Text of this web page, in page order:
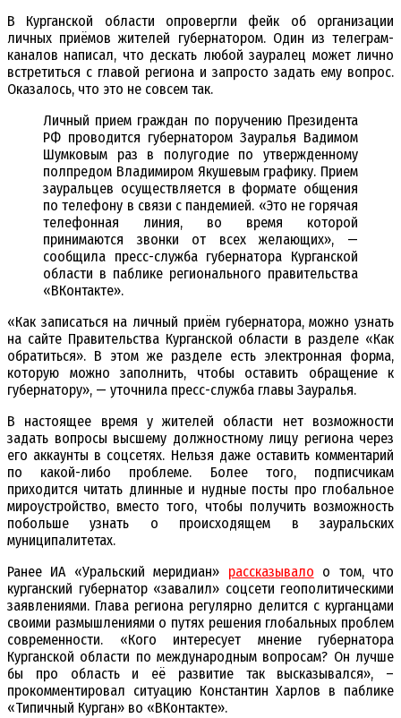
В Курганской области опровергли фейк об организации
личных приёмов жителей губернатором. Один из телеграм-
каналов написал, что дескать любой зауралец может лично
встретиться с главой региона и запросто задать ему вопрос.
Оказалось, что это не совсем так.
Личный прием граждан по поручению Президента
РФ проводится губернатором Зауралья Вадимом
Шумковым раз в полугодие по утвержденному
полпредом Владимиром Якушевым графику. Прием
зауральцев осуществляется в формате общения
по телефону в связи с пандемией. «Это не горячая
телефонная линия, во время которой
принимаются звонки от всех желающих», —
сообщила пресс-служба губернатора Курганской
области в паблике регионального правительства
«ВКонтакте».
«Как записаться на личный приём губернатора, можно узнать
на сайте Правительства Курганской области в разделе «Как
обратиться». В этом же разделе есть электронная форма,
которую можно заполнить, чтобы оставить обращение к
губернатору», — уточнила пресс-служба главы Зауралья.
В настоящее время у жителей области нет возможности
задать вопросы высшему должностному лицу региона через
его аккаунты в соцсетях. Нельзя даже оставить комментарий
по какой-либо проблеме. Более того, подписчикам
приходится читать длинные и нудные посты про глобальное
мироустройство, вместо того, чтобы получить возможность
побольше узнать о происходящем в зауральских
муниципалитетах.
Ранее ИА «Уральский меридиан» рассказывало о том, что
курганский губернатор «завалил» соцсети геополитическими
заявлениями. Глава региона регулярно делится с курганцами
своими размышлениями о путях решения глобальных проблем
современности. «Кого интересует мнение губернатора
Курганской области по международным вопросам? Он лучше
бы про область и её развитие так высказывался», –
прокомментировал ситуацию Константин Харлов в паблике
«Типичный Курган» во «ВКонтакте».